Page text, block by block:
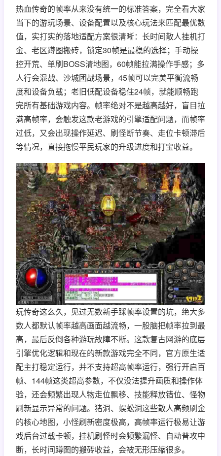
热血传奇的帧率从来没有统一的标准答案，完全看大家
当下的游玩场景、设备配置以及核心玩法来匹配最优数
值，实打实的落地适配方案很清晰：长时间散人挂机打
金、老区蹲图搬砖，锁定30帧是最稳的选择；手动操
控开荒、单刷BOSS清地图，60帧能拉满操作手感；多
人行会混战、沙城团战场景，45帧可以完美平衡流畅
度和设备负载；老旧低配设备稳住24帧，就能顺畅跑
完所有基础游戏内容。帧率绝对不是越高越好，盲目拉
满高帧率，会触发这款老游戏的引擎适配问题，而帧率
过低，又会出现操作延迟、刷怪断节奏、走位卡顿滞后
等情况，直接拖慢平民玩家的升级进度和打宝收益。
玩传奇这么久，见过无数新手踩帧率设置的坑，绝大多
数人都默认帧率越高画面越流畅，一股脑把帧率拉到最
高，最后反倒各种游玩故障不断。这款复古网游的底层
引擎优化逻辑和现在的新款游戏完全不同，官方原生适
配主打稳定运行，并不支持超高帧率运行，强行开启百
帧、144帧这类超高参数，不仅没法提升画质和操作体
验，还会频繁出现人物走位飘移、技能释放错位、怪物
刷新显示异常的问题。猪洞、蜈蚣洞这些散人高频刷金
的核心地图，小怪刷新密度极高，高帧率运行极易让游
戏后台过载卡顿，挂机刷怪时会频繁漏怪、自动普攻中
断，长时间蹲图的搬砖收益，会被无形压缩很多。